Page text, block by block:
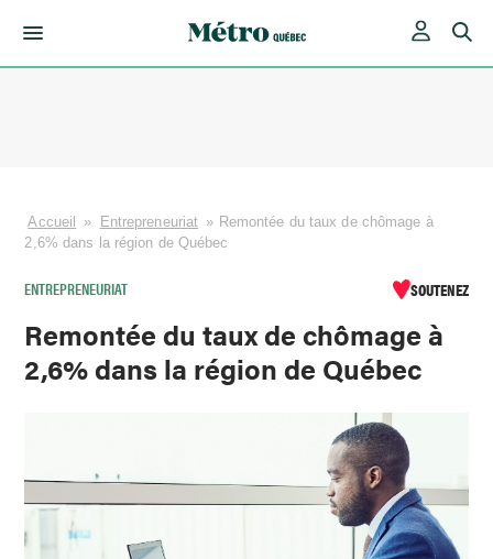
Accueil » Entrepreneuriat » Remontée du taux de chômage à
2,6% dans la région de Québec
ENTREPRENEURIAT SOUTENEZ
Remontée du taux de chômage à
2,6% dans la région de Québec